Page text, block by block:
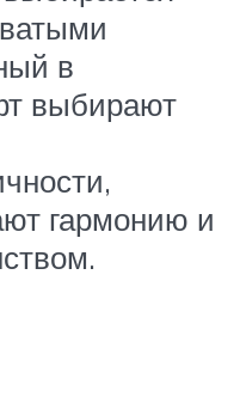
в
выбирают
гармонию и